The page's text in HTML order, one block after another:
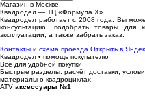
Магазин в Москве
Квадродел — ТЦ «Формула Х»
Квадродел работает с 2008 года. Вы
консультацию, подобрать товары для
эксплуатации, а также забрать заказ.
Контакты и схема проезда Открыть в
Квадродел • помощь покупателю
Всё для удобной покупки
Быстрые разделы: расчёт доставки,
материалы о квадроциклах.
ATV аксессуары №1